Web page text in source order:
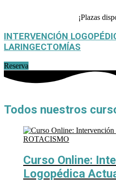
¡Plazas
INTERVENCIÓN
LARINGECTOMÍAS
Reserva
Todos nuestros
Curso Online:
Logopédica